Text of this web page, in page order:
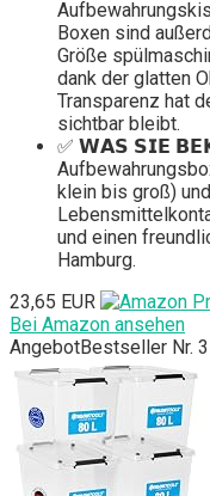
Boxen sind
Größe
dank der glatten
Transparenz hat
sichtbar bleibt.
✅ 𝗪𝗔𝗦 𝗦𝗜𝗘
klein bis groß)
und einen
Hamburg.
23,65 EUR
Bei Amazon ansehen
AngebotBestseller Nr. 3